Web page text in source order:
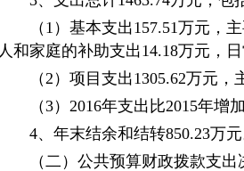
（1）基本支出157.51万元，
人和家庭的补助支出14.18万元，
（2）项目支出1305.62万元
（3）2016年支出比2015年增
4、年末结余和结转850.23万元
（二）公共预算财政拨款支出